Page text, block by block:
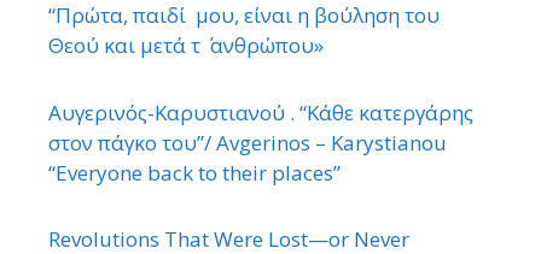
“Πρώτα, παιδί μου, είναι η βούληση του
Θεού και μετά τ ΄ ανθρώπου»
Αυγερινός-Καρυστιανού . “Κάθε κατεργάρης
στον πάγκο του”/ Avgerinos – Karystianou
“Εveryone back to their places”
Revolutions That Were Lost—or Never